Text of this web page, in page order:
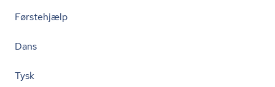
Førstehjælp
Dans
Tysk